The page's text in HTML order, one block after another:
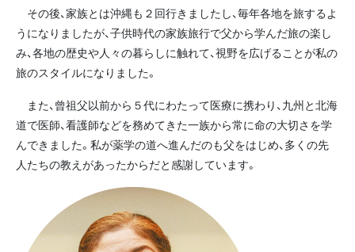
その後、家族とは沖縄も２回行きましたし、毎年各地を旅するよ
うになりましたが、子供時代の家族旅行で父から学んだ旅の楽し
み、各地の歴史や人々の暮らしに触れて、視野を広げることが私の
旅のスタイルになりました。
また、曾祖父以前から５代にわたって医療に携わり、九州と北海
道で医師、看護師などを務めてきた一族から常に命の大切さを学
んできました。私が薬学の道へ進んだのも父をはじめ、多くの先
人たちの教えがあったからだと感謝しています。